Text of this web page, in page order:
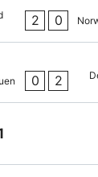
2 0
0 2